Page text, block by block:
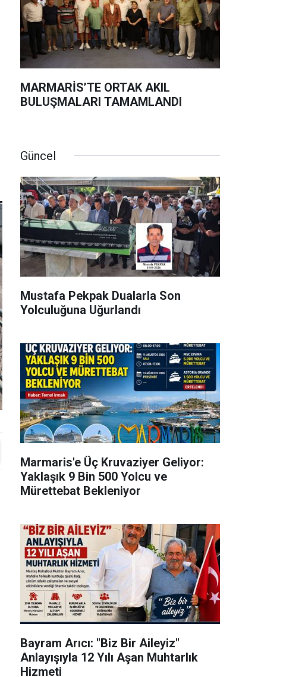
MARMARİS’TE ORTAK AKIL
BULUŞMALARI TAMAMLANDI
Güncel
Mustafa Pekpak Dualarla Son
Yolculuğuna Uğurlandı
Marmaris'e Üç Kruvaziyer Geliyor:
Yaklaşık 9 Bin 500 Yolcu ve
Mürettebat Bekleniyor
Bayram Arıcı: "Biz Bir Aileyiz"
Anlayışıyla 12 Yılı Aşan Muhtarlık
Hizmeti